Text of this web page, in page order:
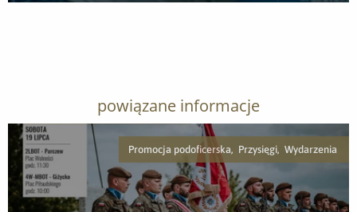
powiązane informacje
Promocja podoficerska, Przysięgi, Wydarzenia